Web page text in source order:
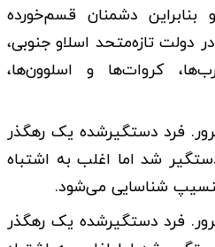
دشمنان قسم‌خورده
تازه‌متحد اسلاو جنوبی،
کروات‌ها و اسلوون‌ها،
فرد دستگیرشده یک رهگذر
شد اما اغلب به اشتباه
شناسایی می‌شود.
فرد دستگیرشده یک رهگذر